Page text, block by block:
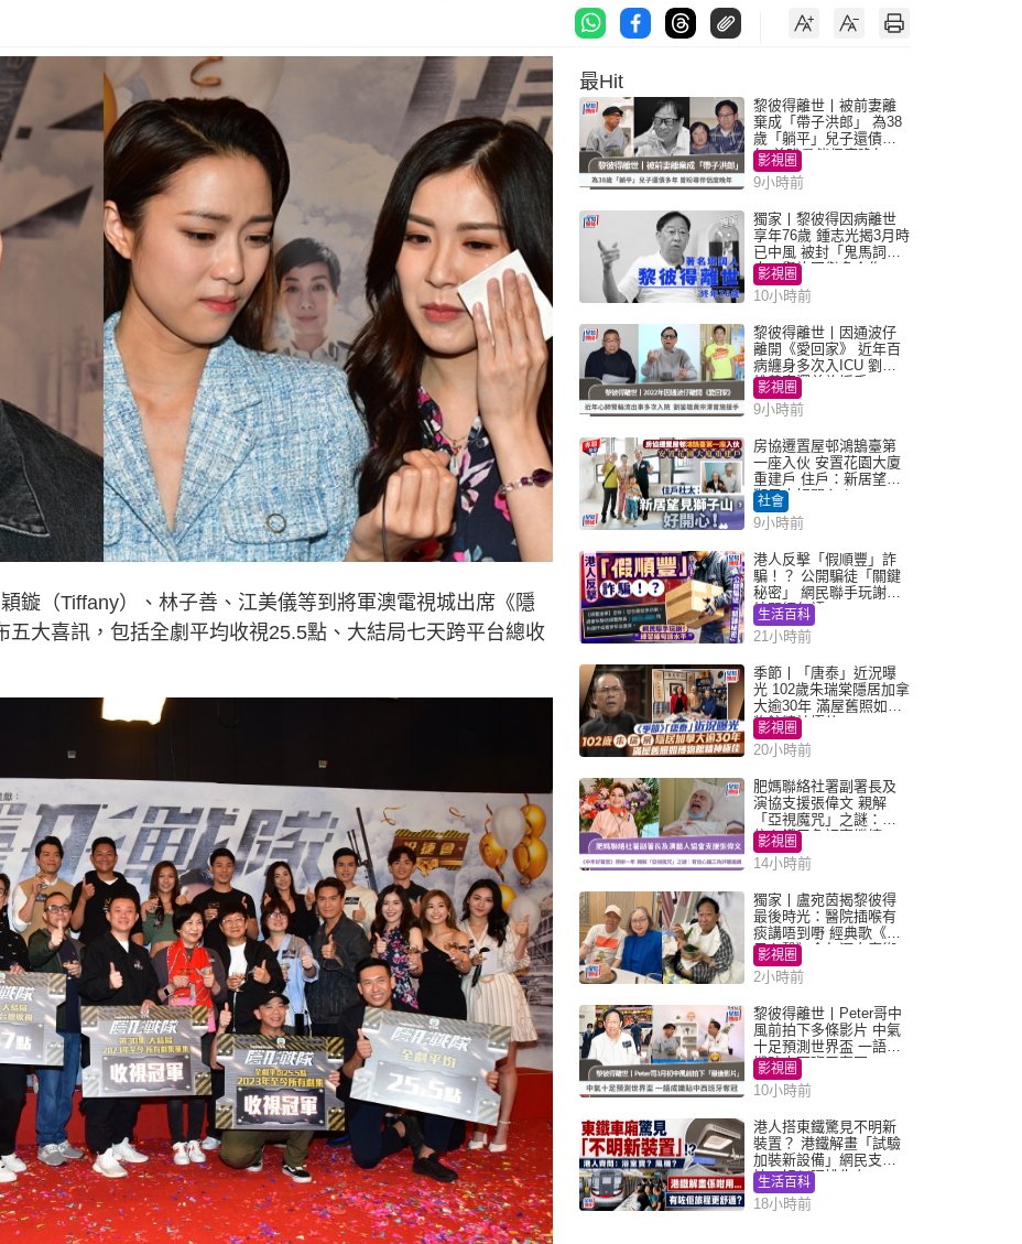
鏇（Tiffany）、林子善、江美儀等到將軍澳電視城出席《隱
大喜訊，包括全劇平均收視25.5點、大結局七天跨平台總收
最Hit
黎彼得離世丨被前妻離
棄成「帶子洪郎」 為38
歲「躺平」兒子還債多
年 曾盼尋伴侶度晚年
影視圈
9小時前
獨家丨黎彼得因病離世
享年76歲 鍾志光揭3月時
已中風 被封「鬼馬詞
人」與許冠傑多合作
影視圈
10小時前
黎彼得離世丨因通波仔
離開《愛回家》 近年百
病纏身多次入ICU 劉鑾
雄黃宗澤曾施援手
影視圈
9小時前
房協遷置屋邨鴻鵠臺第
一座入伙 安置花園大廈
重建戶 住戶：新居望見
獅子山好開心！
社會
9小時前
港人反擊「假順豐」詐
騙！？ 公開騙徒「關鍵
秘密」 網民聯手玩謝：
練習緬甸語
生活百科
21小時前
季節丨「唐泰」近況曝
光 102歲朱瑞棠隱居加拿
大逾30年 滿屋舊照如博
物館精神極佳
影視圈
20小時前
肥媽聯絡社署副署長及
演協支援張偉文 親解
「亞視魔咒」之謎：有
信心鐵三角評審繼續
影視圈
14小時前
獨家丨盧宛茵揭黎彼得
最後時光：醫院插喉有
痰講唔到嘢 經典歌《浪
子心聲》金句源自廟街
睇相佬
影視圈
2小時前
黎彼得離世丨Peter哥中
風前拍下多條影片 中氣
十足預測世界盃 一語成
讖貼中西班牙奪冠
影視圈
10小時前
港人搭東鐵驚見不明新
裝置？ 港鐵解畫「試驗
加裝新設備」網民支
持：好似呢排先有
生活百科
18小時前